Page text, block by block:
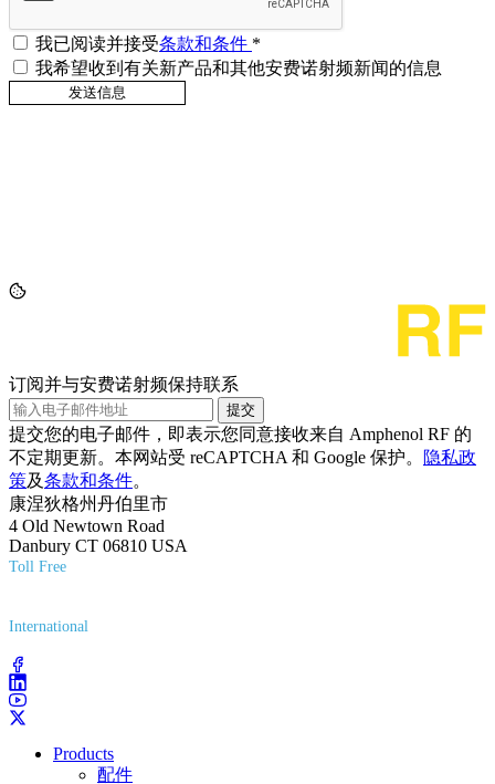
我已阅读并接受条款和条件 *
我希望收到有关新产品和其他安费诺射频新闻的信息
订阅并与安费诺射频保持联系
提交
提交您的电子邮件，即表示您同意接收来自 Amphenol RF 的
不定期更新。本网站受 reCAPTCHA 和 Google 保护。
隐私政
策及条款和条件。
康涅狄格州丹伯里市
4 Old Newtown Road
Danbury CT 06810 USA
Toll Free
International
Products
配件